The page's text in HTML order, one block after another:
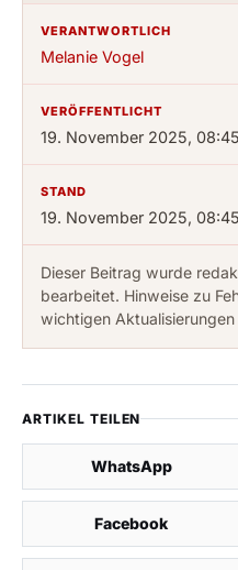
VERANTWORTLICH
Melanie Vogel
VERÖFFENTLICHT
19. November 2025,
STAND
19. November 2025,
Dieser Beitrag wurde
bearbeitet. Hinweise zu
wichtigen
ARTIKEL TEILEN
WhatsApp
Facebook